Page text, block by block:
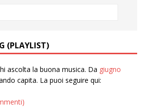
(PLAYLIST)
ascolta la buona musica. Da giugno
capita. La puoi seguire qui: